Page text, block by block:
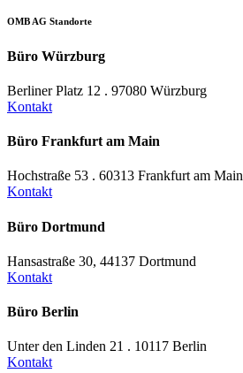
OMB AG Standorte
Büro Würzburg
Berliner Platz 12 . 97080 Würzburg
Kontakt
Büro Frankfurt am Main
Hochstraße 53 . 60313 Frankfurt am Main
Kontakt
Büro Dortmund
Hansastraße 30, 44137 Dortmund
Kontakt
Büro Berlin
Unter den Linden 21 . 10117 Berlin
Kontakt